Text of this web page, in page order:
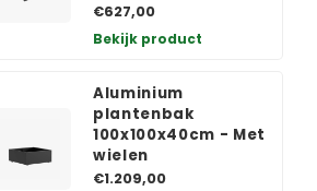
€627,00
Bekijk product
Aluminium
plantenbak
100x100x40cm - Met
wielen
€1.209,00